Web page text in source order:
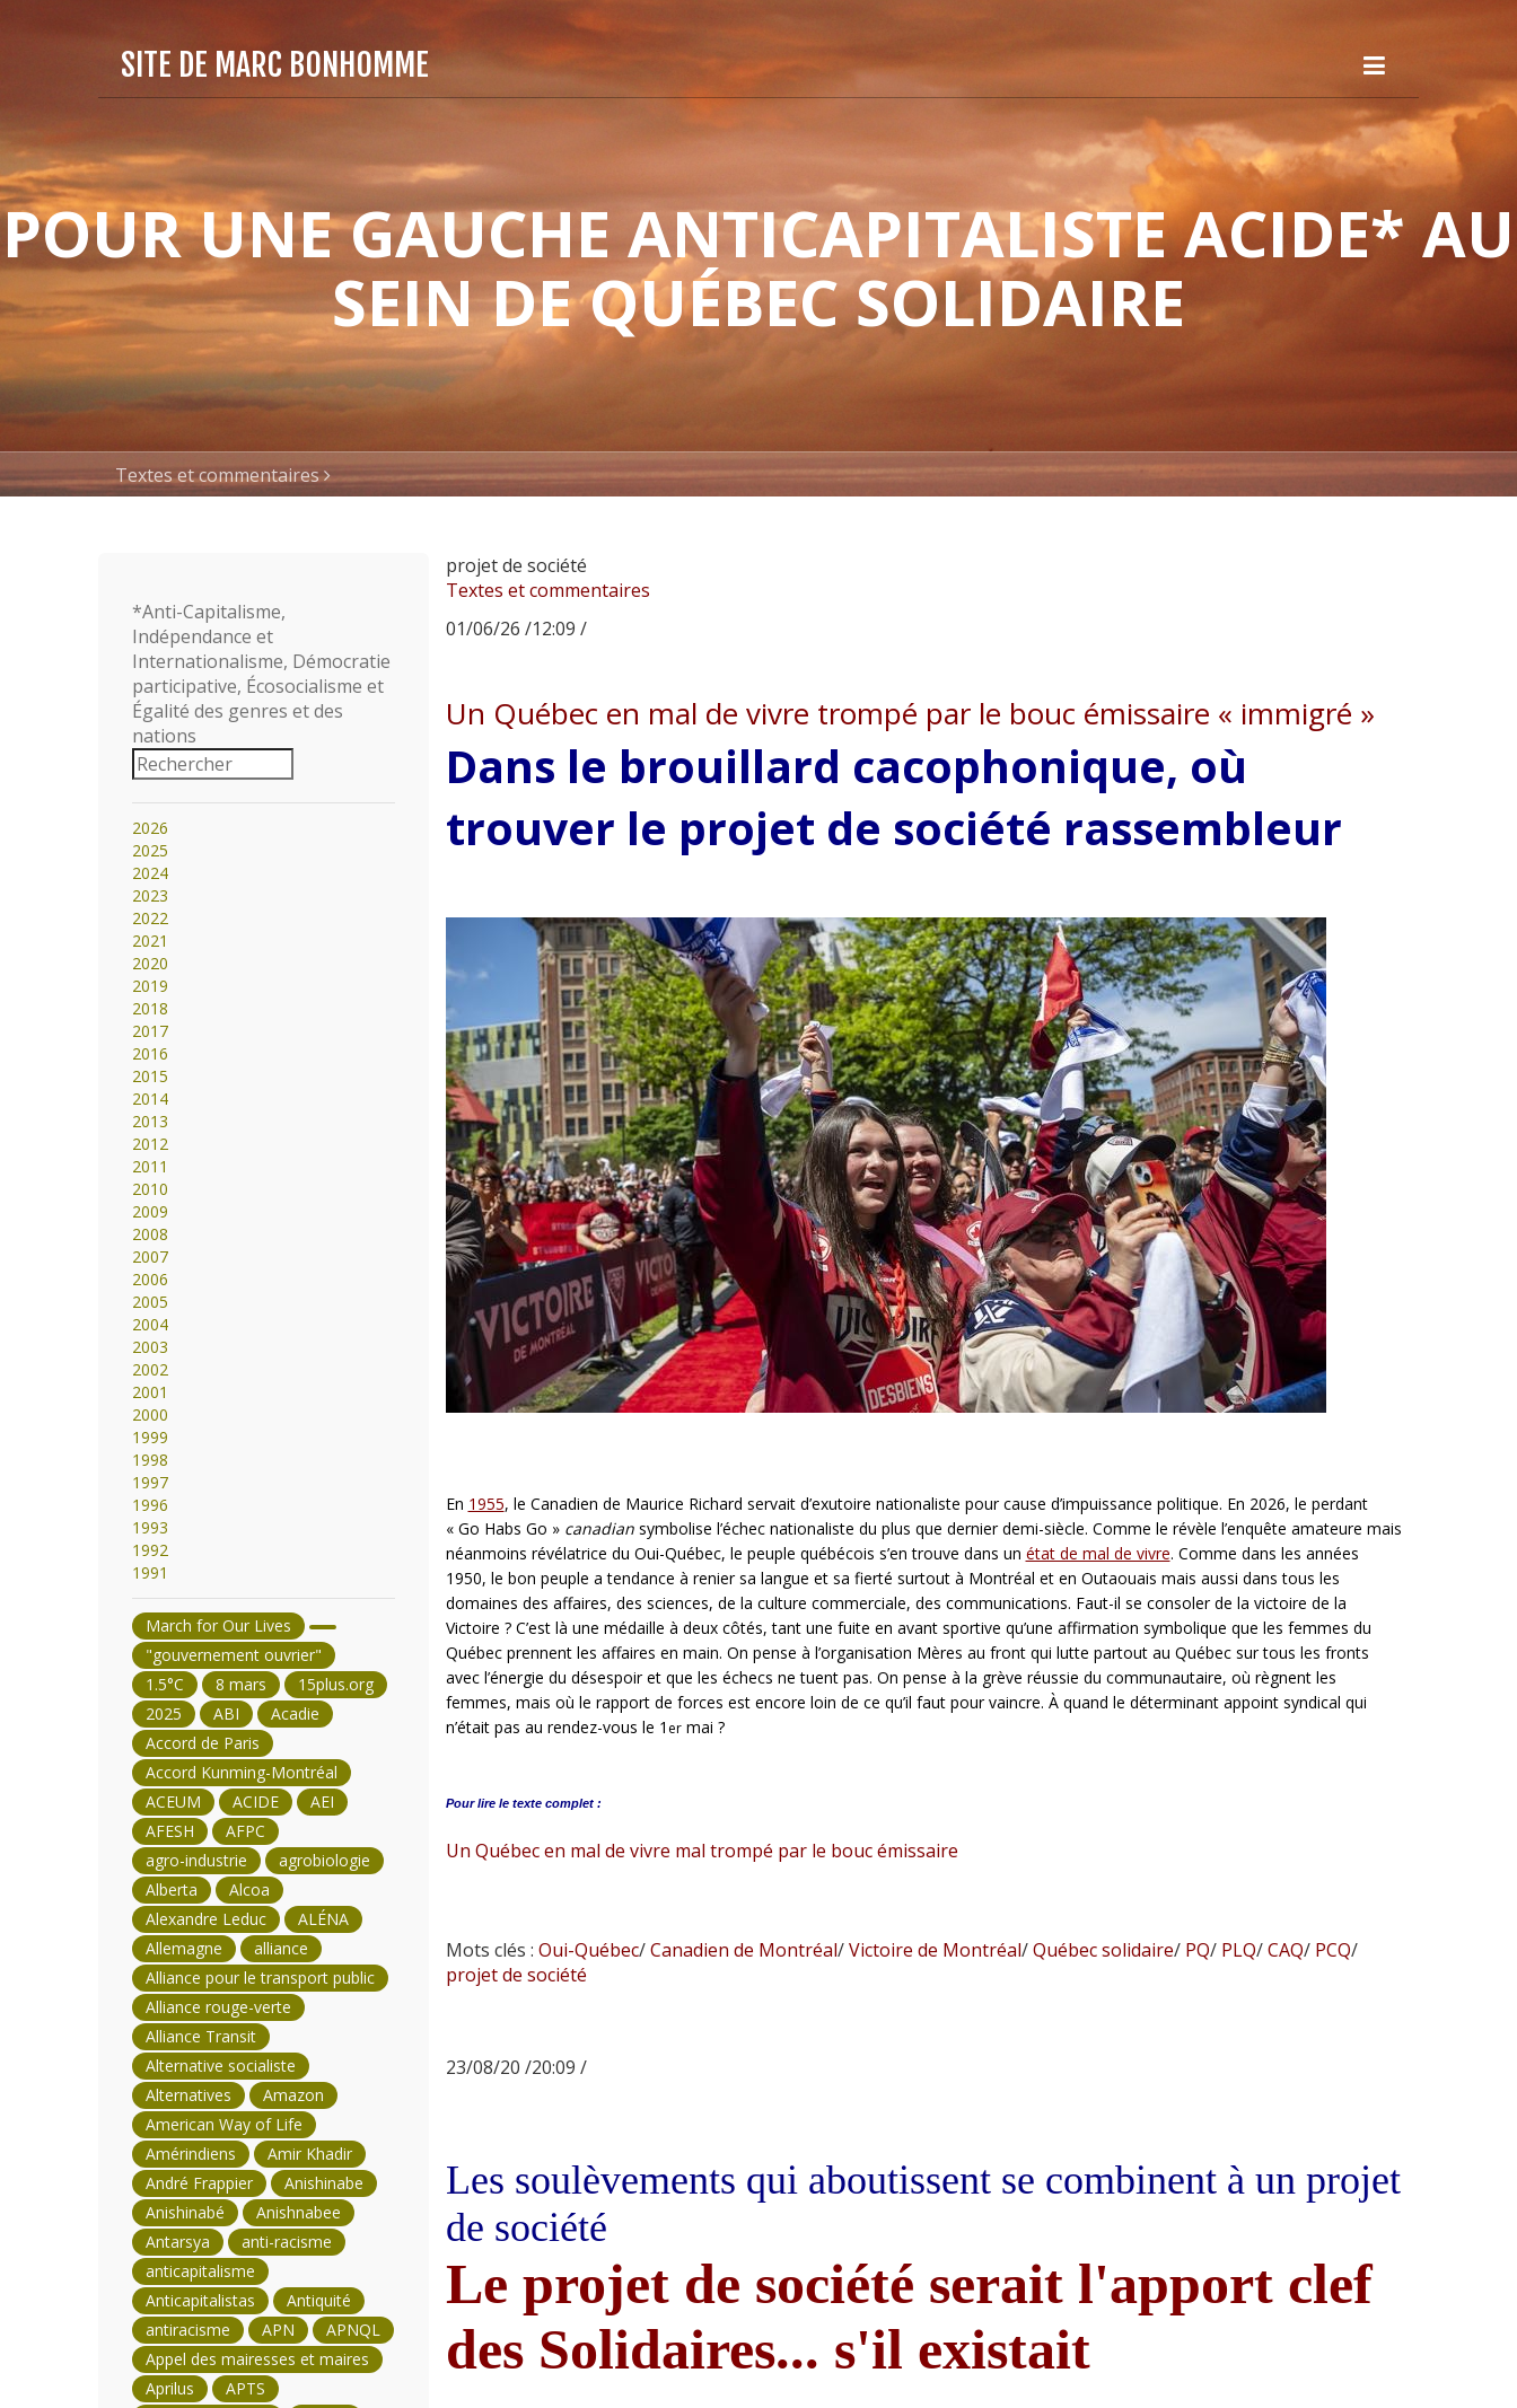
SITE DE MARC BONHOMME
POUR UNE GAUCHE ANTICAPITALISTE ACIDE* AU
SEIN DE QUÉBEC SOLIDAIRE
Textes et commentaires
projet de société
Textes et commentaires
01/06/26 /12:09 /
Un Québec en mal de vivre trompé par le bouc émissaire « immigré »
Dans le brouillard cacophonique, où
trouver le projet de société rassembleur
En 1955, le Canadien de Maurice Richard servait d’exutoire nationaliste pour cause d’impuissance politique. En 2026, le perdant
« Go Habs Go » canadian symbolise l’échec nationaliste du plus que dernier demi-siècle. Comme le révèle l’enquête amateure mais
néanmoins révélatrice du Oui-Québec, le peuple québécois s’en trouve dans un état de mal de vivre. Comme dans les années
1950, le bon peuple a tendance à renier sa langue et sa fierté surtout à Montréal et en Outaouais mais aussi dans tous les
domaines des affaires, des sciences, de la culture commerciale, des communications. Faut-il se consoler de la victoire de la
Victoire ? C’est là une médaille à deux côtés, tant une fuite en avant sportive qu’une affirmation symbolique que les femmes du
Québec prennent les affaires en main. On pense à l’organisation Mères au front qui lutte partout au Québec sur tous les fronts
avec l’énergie du désespoir et que les échecs ne tuent pas. On pense à la grève réussie du communautaire, où règnent les
femmes, mais où le rapport de forces est encore loin de ce qu’il faut pour vaincre. À quand le déterminant appoint syndical qui
n’était pas au rendez-vous le 1 ermai ?
Pour lire le texte complet :
Un Québec en mal de vivre mal trompé par le bouc émissaire
Mots clés : Oui-Québec/Canadien de Montréal/Victoire de Montréal/Québec solidaire/PQ/PLQ/CAQ/PCQ/
projet de société
23/08/20 /20:09 /
Les soulèvements qui aboutissent se combinent à un projet
de société
Le projet de société serait l'apport clef
des Solidaires... s'il existait
*Anti-Capitalisme,
Indépendance et
Internationalisme, Démocratie
participative, Écosocialisme et
Égalité des genres et des
nations
2026
2025
2024
2023
2022
2021
2020
2019
2018
2017
2016
2015
2014
2013
2012
2011
2010
2009
2008
2007
2006
2005
2004
2003
2002
2001
2000
1999
1998
1997
1996
1993
1992
1991
March for Our Lives
"gouvernement ouvrier"
1.5°C
8 mars
15plus.org
2025
ABI
Acadie
Accord de Paris
Accord Kunming-Montréal
ACEUM
ACIDE
AEI
AFESH
AFPC
agro-industrie
agrobiologie
Alberta
Alcoa
Alexandre Leduc
ALÉNA
Allemagne
alliance
Alliance pour le transport public
Alliance rouge-verte
Alliance Transit
Alternative socialiste
Alternatives
Amazon
American Way of Life
Amérindiens
Amir Khadir
André Frappier
Anishinabe
Anishinabé
Anishnabee
Antarsya
anti-racisme
anticapitalisme
Anticapitalistas
Antiquité
antiracisme
APN
APNQL
Appel des mairesses et maires
Aprilus
APTS